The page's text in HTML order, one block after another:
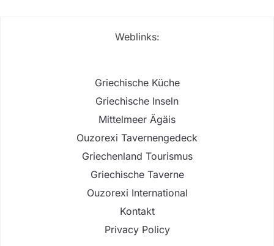
Weblinks:
Griechische Küche
Griechische Inseln
Mittelmeer Ägäis
Ouzorexi Tavernengedeck
Griechenland Tourismus
Griechische Taverne
Ouzorexi International
Kontakt
Privacy Policy